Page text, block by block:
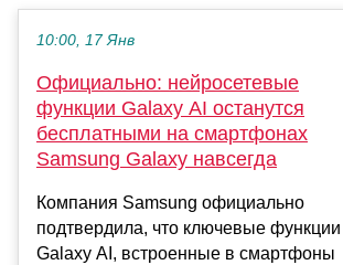
10:00, 17 Янв
Официально: нейросетевые
функции Galaxy AI останутся
бесплатными на смартфонах
Samsung Galaxy навсегда
Компания Samsung официально
подтвердила, что ключевые функции
Galaxy AI, встроенные в смартфоны